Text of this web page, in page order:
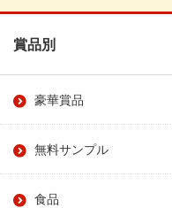
賞品別
豪華賞品
無料サンプル
食品